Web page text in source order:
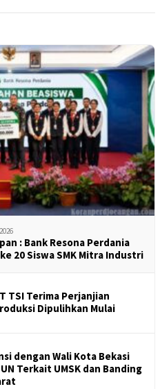
: Bank Resona Perdania
20 Siswa SMK Mitra Industri
TSI Terima Perjanjian
Dipulihkan Mulai
dengan Wali Kota Bekasi
Terkait UMSK dan Banding